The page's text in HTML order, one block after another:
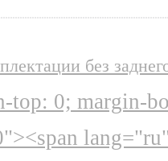
без
top: 0; margin-